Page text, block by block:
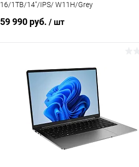
16/1TB/14"/IPS/ W11H/Grey
59 990 руб. / шт
В избранное